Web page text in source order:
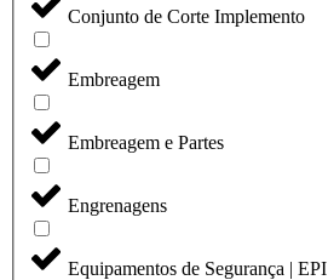
Conjunto de Corte Implemento
Embreagem
Embreagem e Partes
Engrenagens
Equipamentos de Segurança | EPI